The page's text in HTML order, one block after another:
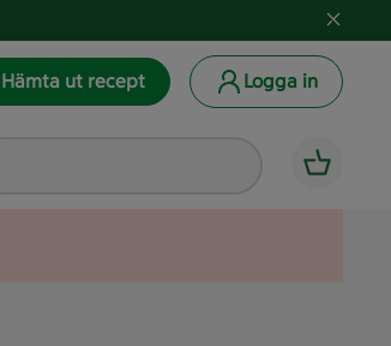
Hämta ut recept Logga in